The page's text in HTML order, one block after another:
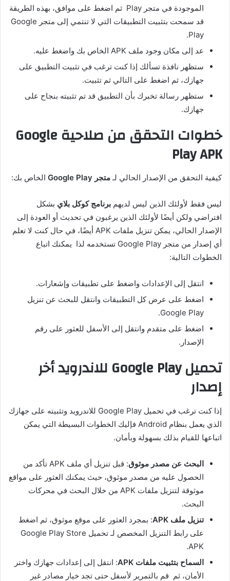
الموجودة في متجر Play ثم اضغط على موافق، بهذه الطريقة
قد سمحت بتثبيت التطبيقات التي لا تنتمي إلى متجر Google
Play.
عد إلى مكان وجود ملف APK الخاص بك واضغط عليه.
ستظهر نافذة تسألك إذا كنت ترغب في تثبيت التطبيق على
جهازك، ثم اضغط على التالي ثم تثبيت.
ستظهر رسالة تخبرك بأن التطبيق قد تم تثبيته بنجاح على
جهازك.
خطوات التحقق من صلاحية Google
Play APK
كيفية التحقق من الإصدار الحالي لـمتجر Google Play الخاص بك:
ليس فقط لأولئك الذين ليس لديهم برنامج كوكل بلاي بشكل
افتراضي ولكن أيضًا لأولئك الذين يرغبون في تحديث أو العودة إلى
الإصدار الحالي، يمكن تنزيل ملفات APK أيضًا، في حال كنت لا تعلم
أي إصدار من متجر Google Play تستخدمه لذا يمكنك اتباع
الخطوات التالية:
انتقل إلى الإعدادات واضغط على تطبيقات وإشعارات.
اضغط على عرض كل التطبيقات وانتقل للبحث عن تنزيل
Google Play.
اضغط على متقدم وانتقل إلى الأسفل للعثور على رقم
الإصدار.
تحميل Google Play للاندرويد أخر
إصدار
إذا كنت ترغب في تحميل Google Play للاندرويد وتثبيته على جهازك
الذي يعمل بنظام Android فإليك الخطوات البسيطة التي يمكن
اتباعها للقيام بذلك بسهولة وبأمان.
البحث عن مصدر موثوق
: قبل تنزيل أي ملف APK تأكد من
الحصول عليه من مصدر موثوق، حيث يمكنك العثور على مواقع
موثوقة لتنزيل ملفات APK من خلال البحث في محركات
البحث.
تنزيل ملف APK
: بمجرد العثور على موقع موثوق، ثم اضغط
على رابط التنزيل المخصص لـ تحميل Google Play Store
APK.
السماح بتثبيت ملفات APK
: انتقل إلى إعدادات جهازك واختر
الأمان، ثم قم بالتمرير لأسفل حتى تجد خيار مصادر غير